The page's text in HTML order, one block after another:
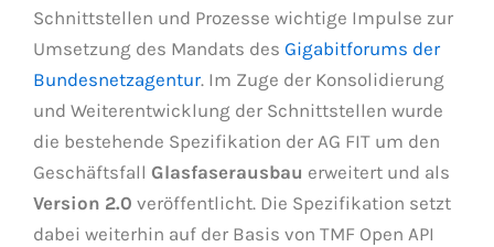
Schnittstellen und Prozesse wichtige Impulse zur
Umsetzung des Mandats des Gigabitforums der
Bundesnetzagentur. Im Zuge der Konsolidierung
und Weiterentwicklung der Schnittstellen wurde
die bestehende Spezifikation der AG FIT um den
Geschäftsfall Glasfaserausbau erweitert und als
Version 2.0 veröffentlicht. Die Spezifikation setzt
dabei weiterhin auf der Basis von TMF Open API